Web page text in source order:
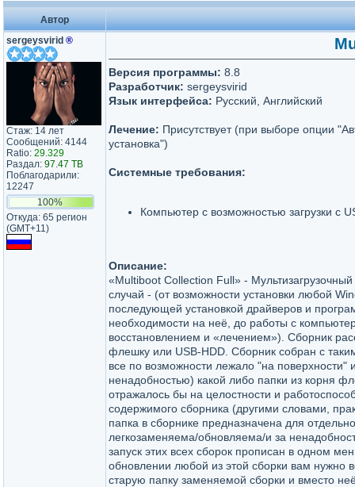
Автор
sergeysvirid ®
Стаж: 14 лет
Сообщений: 4144
Ratio: 29.329
Раздал: 97.47 TB
Поблагодарили:
12247
100%
Откуда: 65 регион
(GMT+11)
Версия программы: 8.8
Разработчик: sergeysvirid
Язык интерфейса: Русский, Английский
Лечение: Присутствует (при выборе опции
установка")
Системные требования:
Компьютер с возможностью загрузки с
Описание:
«Multiboot Collection Full» -
случай - (от возможности установки любой
последующей установкой драйверов и
необходимости на неё, до работы с
восстановлением и «лечением»). Сборник
флешку или USB-HDD. Сборник собран с
все по возможности лежало "на поверхности"
ненадобностью) какой либо папки из корня
отражалось бы на целостности и
содержимого сборника (другими словами,
папка в сборнике предназначена для
легкозаменяема/обновляема/и за
запуск этих всех сборок прописан в одном
обновлении любой из этой сборки вам нужно
старую папку заменяемой сборки и вместо